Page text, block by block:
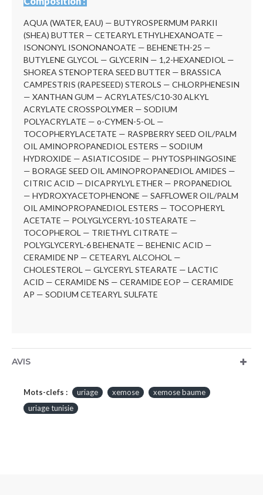
AQUA (WATER, EAU) — BUTYROSPERMUM PARKII
(SHEA) BUTTER — CETEARYL ETHYLHEXANOATE —
ISONONYL ISONONANOATE — BEHENETH-25 —
BUTYLENE GLYCOL — GLYCERIN — 1,2-HEXANEDIOL —
SHOREA STENOPTERA SEED BUTTER — BRASSICA
CAMPESTRIS (RAPESEED) STEROLS — CHLORPHENESIN
— XANTHAN GUM — ACRYLATES/C10-30 ALKYL
ACRYLATE CROSSPOLYMER — SODIUM
POLYACRYLATE — o-CYMEN-5-OL —
TOCOPHERYLACETATE — RASPBERRY SEED OIL/PALM
OIL AMINOPROPANEDIOL ESTERS — SODIUM
HYDROXIDE — ASIATICOSIDE — PHYTOSPHINGOSINE
— BORAGE SEED OIL AMINOPROPANEDIOL AMIDES —
CITRIC ACID — DICAPRYLYL ETHER — PROPANEDIOL
— HYDROXYACETOPHENONE — SAFFLOWER OIL/PALM
OIL AMINOPROPANEDIOL ESTERS — TOCOPHERYL
ACETATE — POLYGLYCERYL-10 STEARATE —
TOCOPHEROL — TRIETHYL CITRATE —
POLYGLYCERYL-6 BEHENATE — BEHENIC ACID —
CERAMIDE NP — CETEARYL ALCOHOL —
CHOLESTEROL — GLYCERYL STEARATE — LACTIC
ACID — CERAMIDE NS — CERAMIDE EOP — CERAMIDE
AP — SODIUM CETEARYL SULFATE
AVIS
Mots-clefs : uriage xemose
xemose baume
uriage tunisie